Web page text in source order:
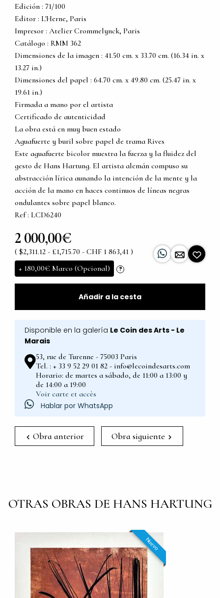
Edición : 71/100
Editor : L'Herne, Paris
Impresor : Atelier Crommelynck, Paris
Catálogo : RMM 362
Dimensiones de la imagen : 41.50 cm. x 33.70 cm. (16.34 in. x
13.27 in.)
Dimensiones del papel : 64.70 cm. x 49.80 cm. (25.47 in. x
19.61 in.)
Firmada a mano por el artista
Certificado de autenticidad
La obra está en muy buen estado
Aguafuerte y buril sobre papel de trama Rives
Este aguafuerte bicolor muestra la fuerza y la fluidez del
gesto de Hans Hartung. El artista alemán compuso su
abstracción lírica aunando la intención de la mente y la
acción de la mano en haces continuos de líneas negras
ondulantes sobre papel blanco.
Ref : LCD6240
2 000,00€
( $2,311.12 - £1,715.70 - CHF 1 863,41 )
+ 180,00€ Marco (Opcional) ?
Añadir a la cesta
Disponible en la galería Le Coin des Arts - Le
Marais
53, rue de Turenne - 75003 Paris
Tel. : + 33 9 52 29 01 82 - info@lecoindesarts.com
Horario: de martes a sábado, de 11:00 a 13:00 y
de 14:00 a 19:00
Voir carte et accès
Hablar por WhatsApp
Obra anterior Obra siguiente
OTRAS OBRAS DE HANS HARTUNG
Nuevo